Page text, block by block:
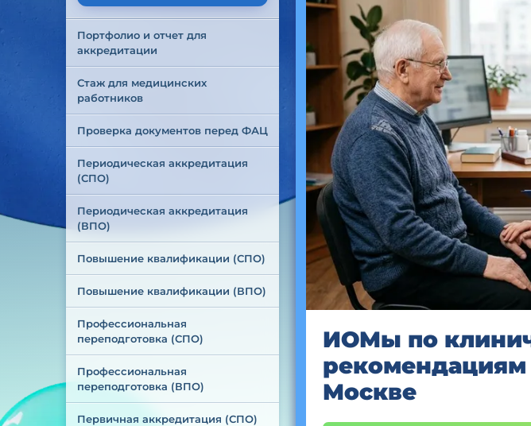
Портфолио и отчет для
аккредитации
Стаж для медицинских
работников
Проверка документов перед ФАЦ
Периодическая аккредитация
(СПО)
Периодическая аккредитация
(ВПО)
Повышение квалификации (СПО)
Повышение квалификации (ВПО)
Профессиональная
переподготовка (СПО)
Профессиональная
переподготовка (ВПО)
Первичная аккредитация (СПО)
ИОМы по
рекомендациям
Москве